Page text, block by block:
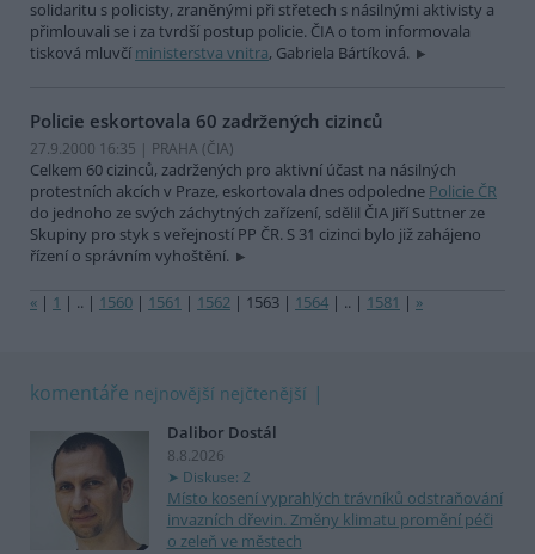
solidaritu s policisty, zraněnými při střetech s násilnými aktivisty a
přimlouvali se i za tvrdší postup policie. ČIA o tom informovala
tisková mluvčí ministerstva vnitra, Gabriela Bártíková.
Policie eskortovala 60 zadržených cizinců
27.9.2000 16:35 | PRAHA (ČIA)
Celkem 60 cizinců, zadržených pro aktivní účast na násilných
protestních akcích v Praze, eskortovala dnes odpoledne Policie ČR
do jednoho ze svých záchytných zařízení, sdělil ČIA Jiří Suttner ze
Skupiny pro styk s veřejností PP ČR. S 31 cizinci bylo již zahájeno
řízení o správním vyhoštění.
« | 1 | .. | 1560 | 1561 | 1562 | 1563 | 1564 | .. | 1581 | »
komentáře nejnovější nejčtenější
Dalibor Dostál
8.8.2026
Diskuse: 2
Místo kosení vyprahlých trávníků odstraňování
invazních dřevin. Změny klimatu promění péči
o zeleň ve městech